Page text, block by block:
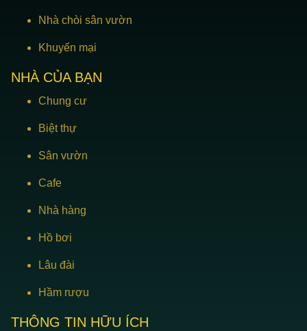
Nhà chòi sân vườn
Khuyến mại
NHÀ CỦA BẠN
Chung cư
Biệt thự
Sân vườn
Cafe
Nhà hàng
Hồ bơi
Lâu đài
Hầm rượu
THÔNG TIN HỮU ÍCH